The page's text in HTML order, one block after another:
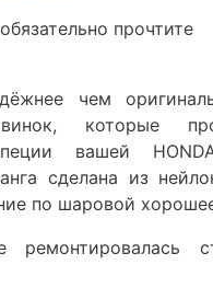
прочтите
чем
которые
вашей
сделана из
по шаровой